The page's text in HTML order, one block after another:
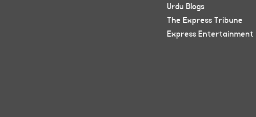
Urdu Blogs
The Express Tribune
Express Entertainment